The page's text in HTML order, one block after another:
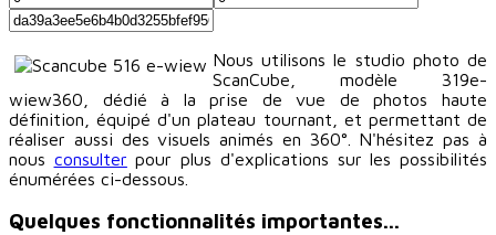
Nous utilisons le studio photo de
ScanCube, modèle 319e-
wiew360, dédié à la prise de vue de photos haute
définition, équipé d'un plateau tournant, et permettant de
réaliser aussi des visuels animés en 360°. N'hésitez pas à
nous consulter pour plus d'explications sur les possibilités
énumérées ci-dessous.
Quelques fonctionnalités importantes...